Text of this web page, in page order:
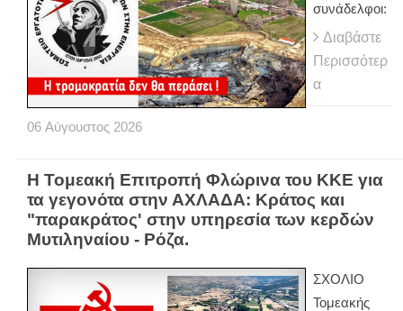
συνάδελφοι:
Διαβάστε
Περισσότερ
α
06 Αύγουστος 2026
Η Τομεακή Επιτροπή Φλώρινα του ΚΚΕ για
τα γεγονότα στην ΑΧΛΑΔΑ: Κράτος και
"παρακράτος' στην υπηρεσία των κερδών
Μυτιληναίου - Ρόζα.
ΣΧΟΛΙΟ
Τομεακής